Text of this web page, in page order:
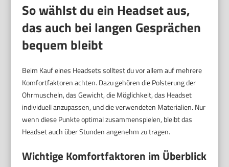
So wählst du ein Headset aus,
das auch bei langen Gesprächen
bequem bleibt
Beim Kauf eines Headsets solltest du vor allem auf mehrere
Komfortfaktoren achten. Dazu gehören die Polsterung der
Ohrmuscheln, das Gewicht, die Möglichkeit, das Headset
individuell anzupassen, und die verwendeten Materialien. Nur
wenn diese Punkte optimal zusammenspielen, bleibt das
Headset auch über Stunden angenehm zu tragen.
Wichtige Komfortfaktoren im Überblick